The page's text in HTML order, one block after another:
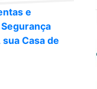
e
Casa de